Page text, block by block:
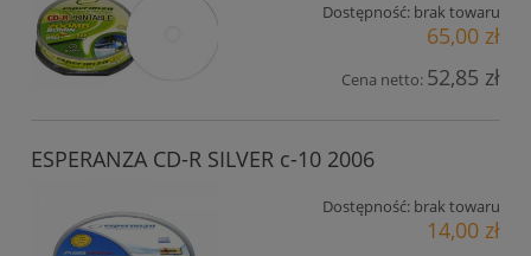
Dostępność: brak towaru
65,00 zł
Cena netto: 52,85 zł
ESPERANZA CD-R SILVER c-10 2006
Dostępność: brak towaru
14,00 zł